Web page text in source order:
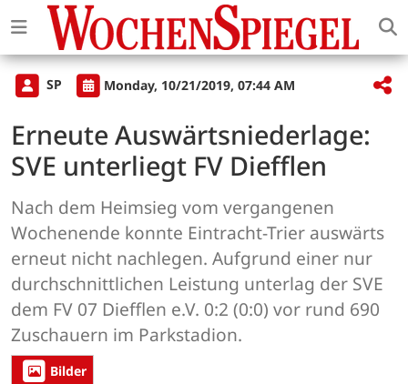
SP Monday, 10/21/2019, 07:44 AM
Erneute Auswärtsniederlage:
SVE unterliegt FV Diefflen
Nach dem Heimsieg vom vergangenen
Wochenende konnte Eintracht-Trier auswärts
erneut nicht nachlegen. Aufgrund einer nur
durchschnittlichen Leistung unterlag der SVE
dem FV 07 Diefflen e.V. 0:2 (0:0) vor rund 690
Zuschauern im Parkstadion.
Bilder